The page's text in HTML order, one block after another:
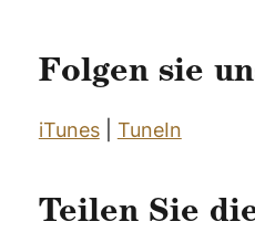
Folgen sie
iTunes| TuneIn
Teilen Sie